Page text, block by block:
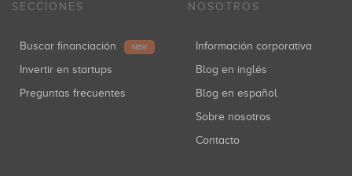
SECCIONES
Buscar financiación NEW
Invertir en startups
Preguntas frecuentes
NOSOTROS
Información corporativa
Blog en inglés
Blog en español
Sobre nosotros
Contacto